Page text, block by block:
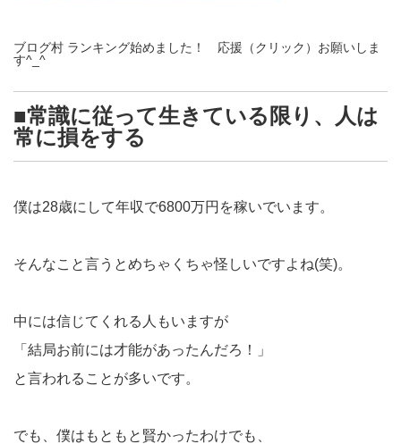
ブログ村 ランキング始めました！ 応援（クリック）お願いしま
す^_^
■常識に従って生きている限り、人は
常に損をする
僕は28歳にして年収で6800万円を稼いでいます。
そんなこと言うとめちゃくちゃ怪しいですよね(笑)。
中には信じてくれる人もいますが
「結局お前には才能があったんだろ！」
と言われることが多いです。
でも、僕はもともと賢かったわけでも、